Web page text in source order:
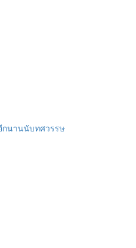
กนานนับทศวรรษ